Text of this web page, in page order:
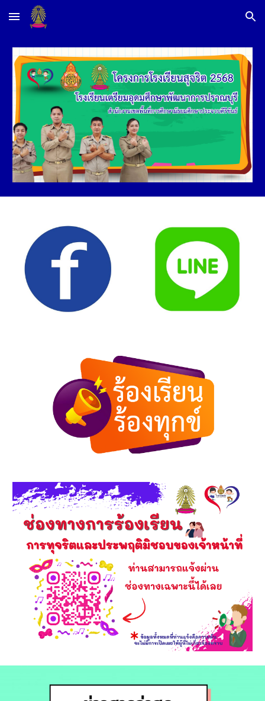
Skip to main content Skip to navigation